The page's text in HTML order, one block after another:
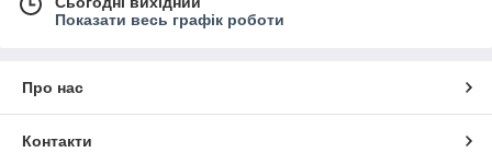
Показати весь графік роботи
Про нас
Контакти